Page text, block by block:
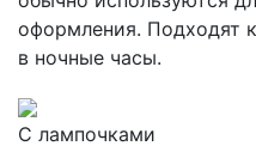
оформления. Подходят
в ночные часы.
С лампочками